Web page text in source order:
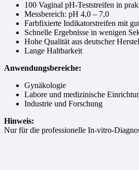
100 Vaginal pH-Teststreifen in
Messbereich: pH 4,0 – 7,0
Farbfixierte Indikatorstreifen mit
Schnelle Ergebnisse in wenigen
Hohe Qualität aus deutscher
Lange Haltbarkeit
Anwendungsbereiche:
Gynäkologie
Labore und medizinische
Industrie und Forschung
Hinweis:
Nur für die professionelle In-vitro-